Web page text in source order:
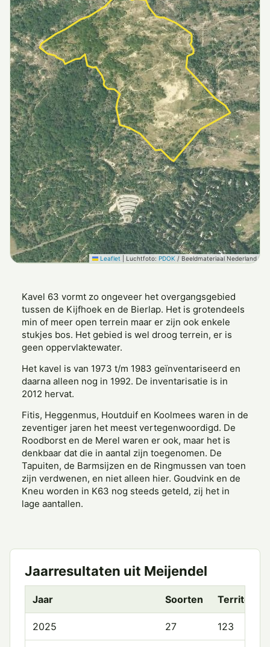
Leaflet Luchtfoto: PDOK / Beeldmateriaal Nederland
Kavel 63 vormt zo ongeveer het overgangsgebied
tussen de Kijfhoek en de Bierlap. Het is grotendeels
min of meer open terrein maar er zijn ook enkele
stukjes bos. Het gebied is wel droog terrein, er is
geen oppervlaktewater.
Het kavel is van 1973 t/m 1983 geïnventariseerd en
daarna alleen nog in 1992. De inventarisatie is in
2012 hervat.
Fitis, Heggenmus, Houtduif en Koolmees waren in de
zeventiger jaren het meest vertegen­woordigd. De
Roodborst en de Merel waren er ook, maar het is
denkbaar dat die in aantal zijn toegenomen. De
Tapuiten, de Barmsijzen en de Ringmussen van toen
zijn verdwenen, en niet alleen hier. Goudvink en de
Kneu worden in K63 nog steeds geteld, zij het in
lage aantallen.
Jaarresultaten uit Meijendel
Jaar Soorten Territoria
2025 27 123